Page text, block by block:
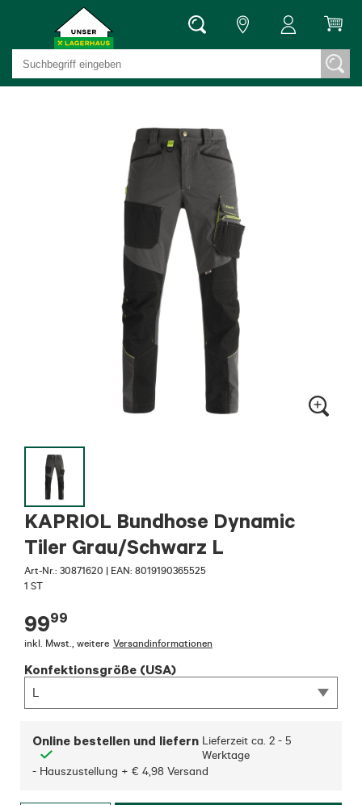
KAPRIOL Bundhose Dynamic
Tiler Grau/Schwarz L
Art-Nr.: 30871620 | EAN: 8019190365525
1 ST
9999
inkl. Mwst. weitere Versandinformationen
Konfektionsgröße (USA)
L
Online bestellen und liefern Lieferzeit ca. 2 - 5
Werktage
- Hauszustellung + € 4,98 Versand